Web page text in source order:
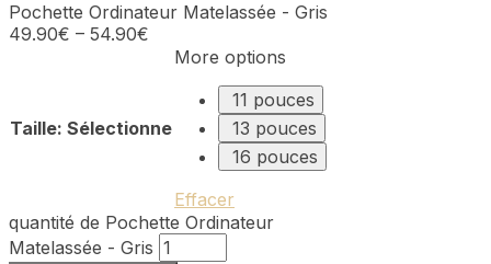
Pochette Ordinateur Matelassée - Gris
49.90€ – 54.90€
Taille: Sélectionne
More options
11 pouces
13 pouces
16 pouces
Effacer
quantité de Pochette Ordinateur
Matelassée - Gris